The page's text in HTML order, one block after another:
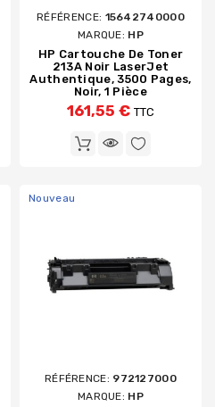
RÉFÉRENCE: 15642740000
MARQUE: HP
HP Cartouche De Toner
213A Noir LaserJet
Authentique, 3500 Pages,
Noir, 1 Pièce
161,55 € TTC
Nouveau
RÉFÉRENCE: 972127000
MARQUE: HP